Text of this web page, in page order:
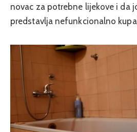
novac za potrebne lijekove i da
predstavlja nefunkcionalno